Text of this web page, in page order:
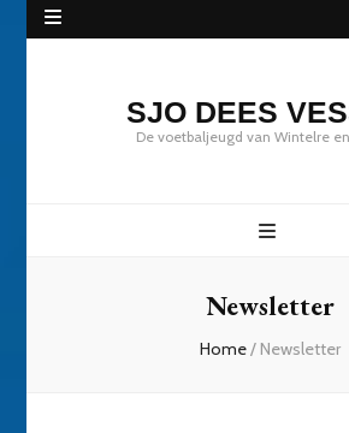
SJO DEES
De voetbaljeugd van Wintelre
Newsletter
Home/ Newsletter